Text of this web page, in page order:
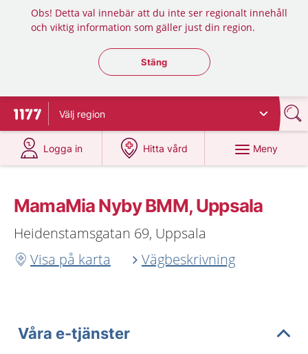
Obs! Detta val innebär att du inte ser regionalt innehåll
och viktig information som gäller just din region.
Stäng regionsväljaren
Stäng
Till startsidan för 1177
Välj region
Logga in
på 1177.se
Hitta vård
på 1177.se
Meny
MamaMia Nyby BMM, Uppsala
Heidenstamsgatan 69, Uppsala
Visa på karta
Vägbeskrivning
Våra e-tjänster